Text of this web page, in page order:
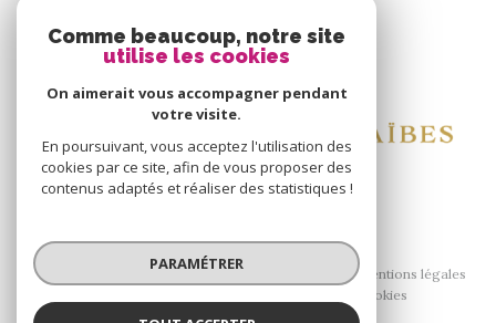
Nous adhérons
© 2026 | Tous droits réservés
Nos honoraires
Nos partenaires
Mentions légales
Cookies
Comme beaucoup, notre site
utilise les cookies
On aimerait vous accompagner pendant
votre visite.
En poursuivant, vous acceptez l'utilisation des
cookies par ce site, afin de vous proposer des
contenus adaptés et réaliser des statistiques !
PARAMÉTRER